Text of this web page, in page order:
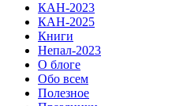
КАН-2023
КАН-2025
Книги
Непал-2023
О блоге
Обо всем
Полезное